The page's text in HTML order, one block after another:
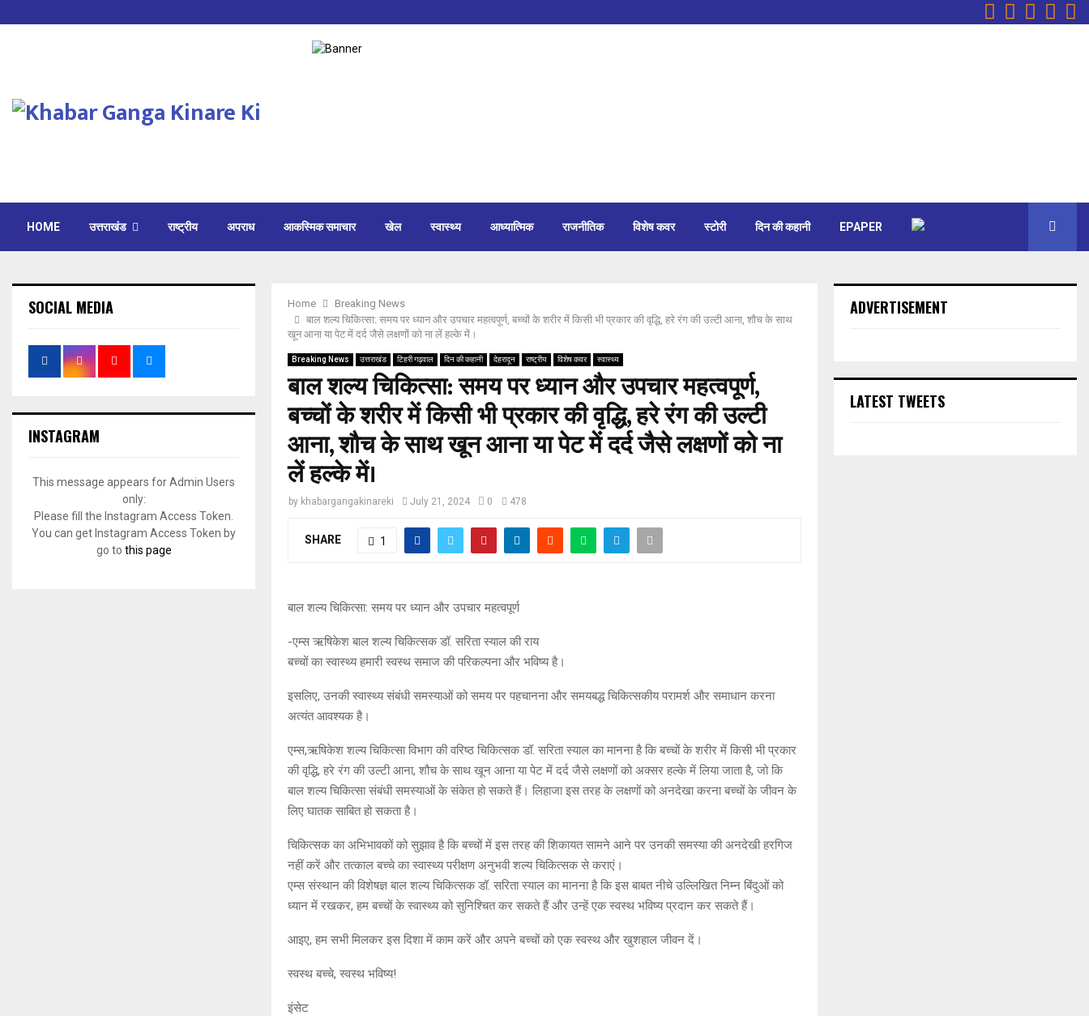
Facebook
HOME उत्तराखंड राष्ट्रीय अपराध आकस्मिक समाचार खेल स्वास्थ्य आध्यात्मिक राजनीतिक विशेष कवर स्टोरी दिन की कहानी EPAPER
Home
Breaking News
बाल शल्य चिकित्सा: समय पर ध्यान और उपचार महत्वपूर्ण, बच्चों के शरीर में किसी भी प्रकार की वृद्धि, हरे रंग की उल्टी आना, शौच के साथ
खून आना या पेट में दर्द जैसे लक्षणों को ना लें हल्के में।
Breaking News उत्तराखंड टिहरी गढ़वाल दिन की कहानी देहरादून राष्ट्रीय विशेष कवर स्वास्थ्य
बाल शल्य चिकित्सा: समय पर ध्यान और उपचार महत्वपूर्ण,
बच्चों के शरीर में किसी भी प्रकार की वृद्धि, हरे रंग की उल्टी
आना, शौच के साथ खून आना या पेट में दर्द जैसे लक्षणों को ना
लें हल्के में।
by khabargangakinareki July 21, 2024 0 478
SHARE 1
बाल शल्य चिकित्सा: समय पर ध्यान और उपचार महत्वपूर्ण
-एम्स ऋषिकेश बाल शल्य चिकित्सक डॉ. सरिता स्याल की राय
बच्चों का स्वास्थ्य हमारी स्वस्थ समाज की परिकल्पना और भविष्य है।
इसलिए, उनकी स्वास्थ्य संबंधी समस्याओं को समय पर पहचानना और समयबद्ध चिकित्सकीय परामर्श और समाधान करना
अत्यंत आवश्यक है।
एम्स,ऋषिकेश शल्य चिकित्सा विभाग की वरिष्ठ चिकित्सक डॉ. सरिता स्याल का मानना है कि बच्चों के शरीर में किसी भी प्रकार
की वृद्धि, हरे रंग की उल्टी आना, शौच के साथ खून आना या पेट में दर्द जैसे लक्षणों को अक्सर हल्के में लिया जाता है, जो कि
बाल शल्य चिकित्सा संबंधी समस्याओं के संकेत हो सकते हैं। लिहाजा इस तरह के लक्षणों को अनदेखा करना बच्चों के जीवन के
लिए घातक साबित हो सकता है।
चिकित्सक का अभिभावकों को सुझाव है कि बच्चों में इस तरह की शिकायत सामने आने पर उनकी समस्या की अनदेखी हरगिज
नहीं करें और तत्काल बच्चे का स्वास्थ्य परीक्षण अनुभवी शल्य चिकित्सक से कराएं।
एम्स संस्थान की विशेषज्ञ बाल शल्य चिकित्सक डॉ. सरिता स्याल का मानना है कि इस बाबत नीचे उल्लिखित निम्न बिंदुओं को
ध्यान में रखकर, हम बच्चों के स्वास्थ्य को सुनिश्चित कर सकते हैं और उन्हें एक स्वस्थ भविष्य प्रदान कर सकते हैं।
आइए, हम सभी मिलकर इस दिशा में काम करें और अपने बच्चों को एक स्वस्थ और खुशहाल जीवन दें।
स्वस्थ बच्चे, स्वस्थ भविष्य!
इंसेट
SOCIAL MEDIA
INSTAGRAM
This message appears for Admin Users
only:
Please fill the Instagram Access Token.
You can get Instagram Access Token by
go to this page
ADVERTISEMENT
LATEST TWEETS